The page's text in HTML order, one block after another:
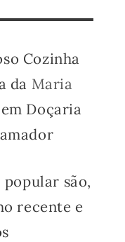
Cozinha
da Maria
Doçaria
são,
recente e